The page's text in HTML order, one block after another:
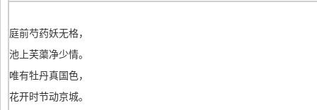
庭前芍药妖无格，
池上芙蕖净少情。
唯有牡丹真国色，
花开时节动京城。